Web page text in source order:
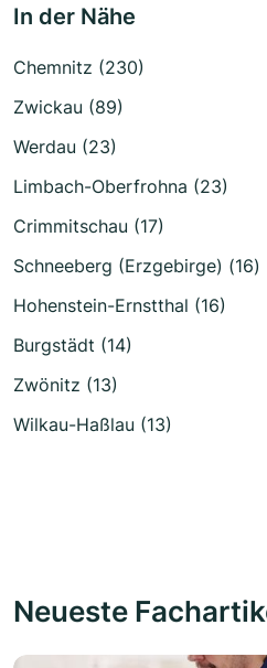
In der Nähe
Chemnitz (230)
Zwickau (89)
Werdau (23)
Limbach-Oberfrohna (23)
Crimmitschau (17)
Schneeberg (Erzgebirge) (16)
Hohenstein-Ernstthal (16)
Burgstädt (14)
Zwönitz (13)
Wilkau-Haßlau (13)
Neueste